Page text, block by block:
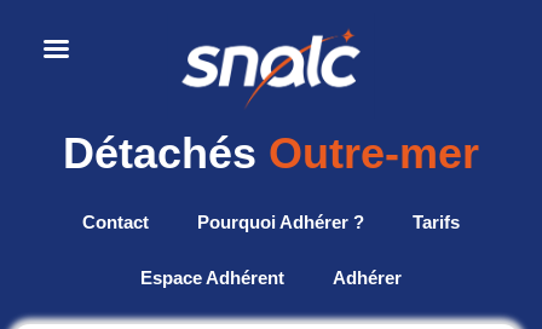
Détachés Outre-mer
Contact Pourquoi Adhérer ? Tarifs
Espace Adhérent Adhérer